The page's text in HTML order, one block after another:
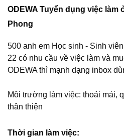
ODEWA Tuyển dụng việc làm
Phong
500 anh em Học sinh - Sinh
22 có nhu cầu về việc làm và
ODEWA thì mạnh dạng inbox
Môi trường làm việc: thoải mái,
thân thiện
Thời gian làm việc: